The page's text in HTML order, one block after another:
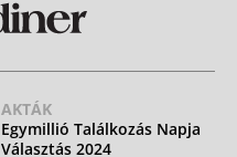
AKTÁK
Egymillió Találkozás Napja
Választás 2024